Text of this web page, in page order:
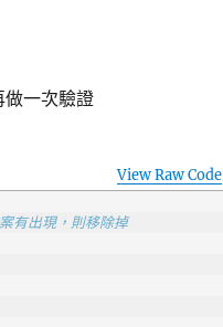
一次驗證
View Raw Code
有出現，則移除掉